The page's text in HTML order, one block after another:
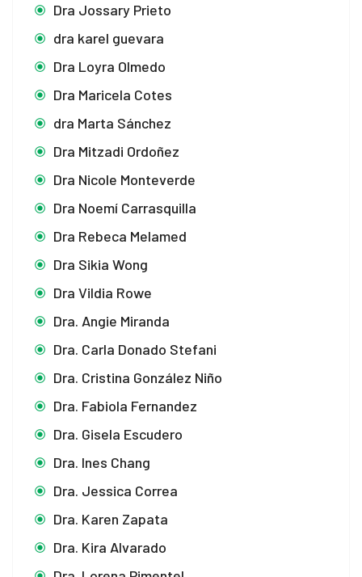
Dra Jossary Prieto
dra karel guevara
Dra Loyra Olmedo
Dra Maricela Cotes
dra Marta Sánchez
Dra Mitzadi Ordoñez
Dra Nicole Monteverde
Dra Noemí Carrasquilla
Dra Rebeca Melamed
Dra Sikia Wong
Dra Vildia Rowe
Dra. Angie Miranda
Dra. Carla Donado Stefani
Dra. Cristina González Niño
Dra. Fabiola Fernandez
Dra. Gisela Escudero
Dra. Ines Chang
Dra. Jessica Correa
Dra. Karen Zapata
Dra. Kira Alvarado